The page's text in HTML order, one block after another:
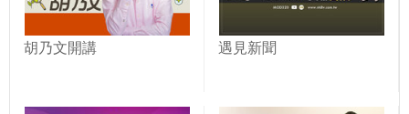
胡乃文開講 遇見新聞